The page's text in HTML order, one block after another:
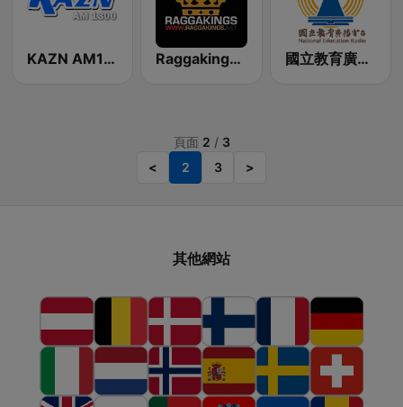
KAZN AM1300中文廣播電臺 Raggakings 雷鬼音樂網路電台 國立教育廣播電臺 臺東分臺FM-1
頁面 2 / 3
<
2 3 >
其他網站